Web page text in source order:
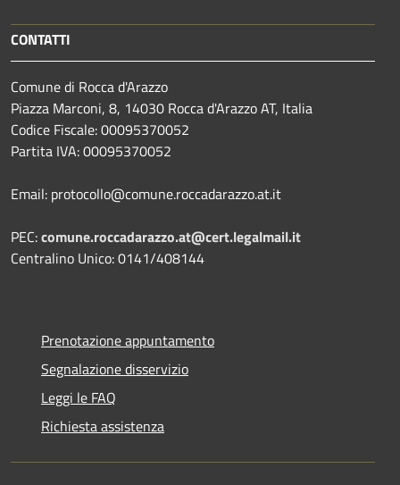
CONTATTI
Comune di Rocca d'Arazzo
Piazza Marconi, 8, 14030 Rocca d'Arazzo AT, Italia
Codice Fiscale: 00095370052
Partita IVA: 00095370052
Email: protocollo@comune.roccadarazzo.at.it
PEC:comune.roccadarazzo.at@cert.legalmail.it
Centralino Unico: 0141/408144
Prenotazione appuntamento
Segnalazione disservizio
Leggi le FAQ
Richiesta assistenza